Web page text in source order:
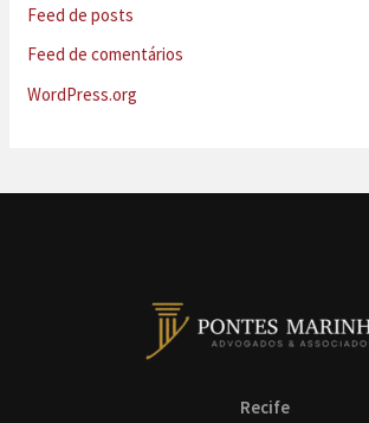
Feed de posts
Feed de comentários
WordPress.org
Recife